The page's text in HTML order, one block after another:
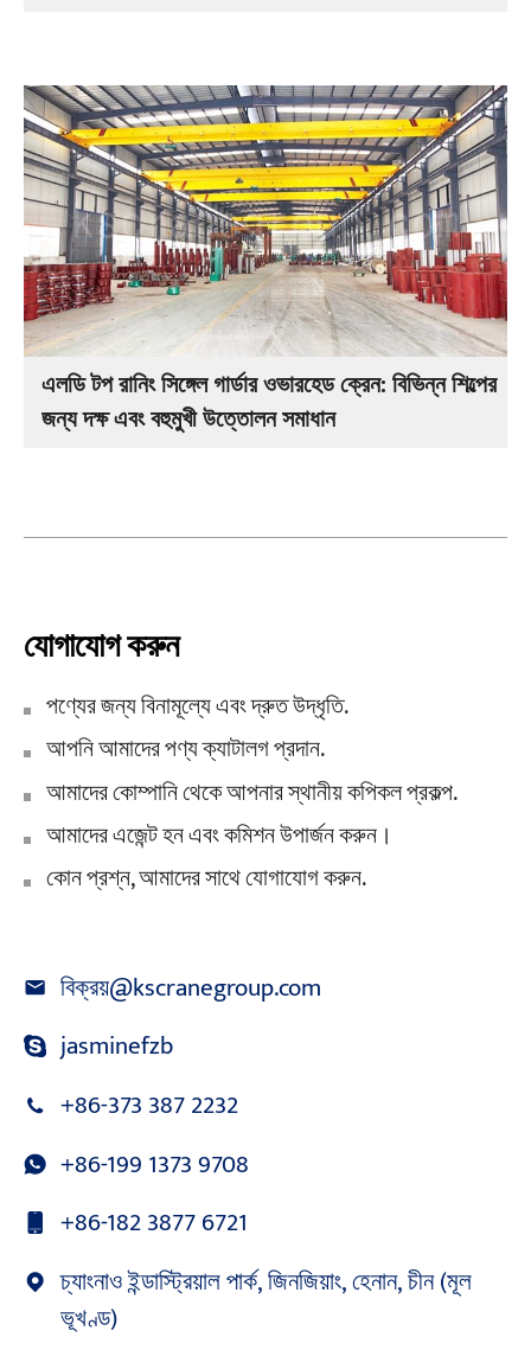
এলডি টপ রানিং সিঙ্গেল গার্ডার ওভারহেড ক্রেন: বিভিন্ন শিল্পের
জন্য দক্ষ এবং বহুমুখী উত্তোলন সমাধান
যোগাযোগ করুন
পণ্যের জন্য বিনামূল্যে এবং দ্রুত উদ্ধৃতি.
আপনি আমাদের পণ্য ক্যাটালগ প্রদান.
আমাদের কোম্পানি থেকে আপনার স্থানীয় কপিকল প্রকল্প.
আমাদের এজেন্ট হন এবং কমিশন উপার্জন করুন।
কোন প্রশ্ন, আমাদের সাথে যোগাযোগ করুন.
বিক্রয়@kscranegroup.com
jasminefzb
+86-373 387 2232
+86-199 1373 9708
+86-182 3877 6721
চ্যাংনাও ইন্ডাস্ট্রিয়াল পার্ক, জিনজিয়াং, হেনান, চীন (মূল
ভূখণ্ড)